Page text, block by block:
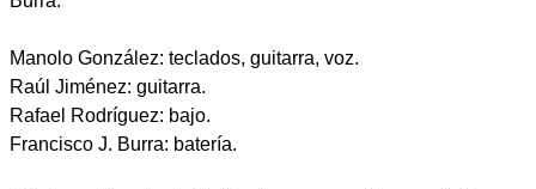
Manolo González: teclados, guitarra, voz.
Raúl Jiménez: guitarra.
Rafael Rodríguez: bajo.
Francisco J. Burra: batería.